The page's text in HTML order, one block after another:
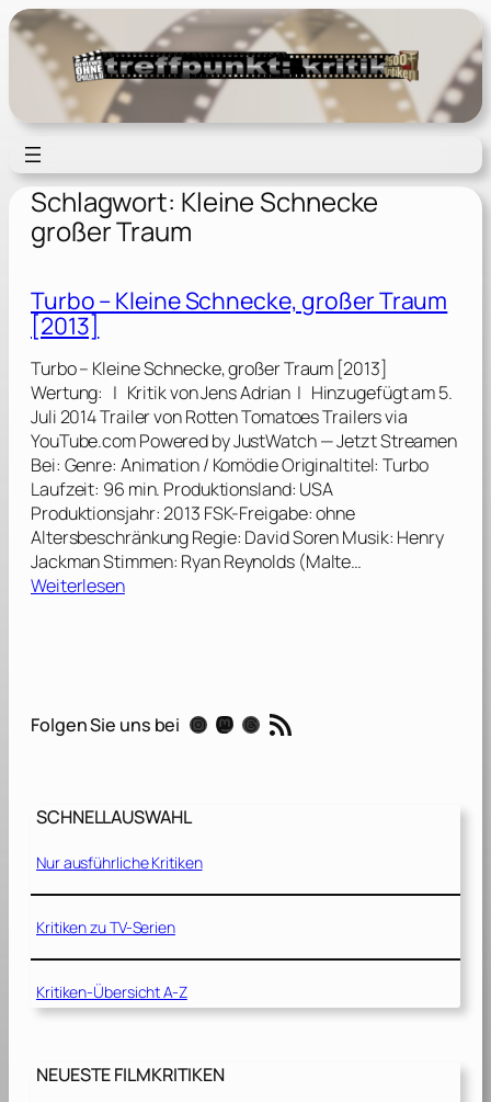
Zum
Inhalt
springen
Schlagwort: Kleine Schnecke
großer Traum
Turbo – Kleine Schnecke, großer Traum
[2013]
Turbo – Kleine Schnecke, großer Traum [2013]
Wertung: | Kritik von Jens Adrian | Hinzugefügt am 5.
Juli 2014 Trailer von Rotten Tomatoes Trailers via
YouTube.com Powered by JustWatch — Jetzt Streamen
Bei: Genre: Animation / Komödie Originaltitel: Turbo
Laufzeit: 96 min. Produktionsland: USA
Produktionsjahr: 2013 FSK-Freigabe: ohne
Altersbeschränkung Regie: David Soren Musik: Henry
Jackman Stimmen: Ryan Reynolds (Malte…
Weiterlesen:
–
i
e
S
c
e
c
e
Folgen Sie uns bei Instagram Mastodon Threads RSS-Feed
SCHNELLAUSWAHL
Nur ausführliche Kritiken
Kritiken zu TV-Serien
Kritiken-Übersicht A-Z
NEUESTE FILMKRITIKEN